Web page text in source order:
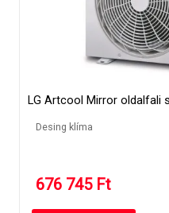
LG Artcool Mirror oldalfali
Desing klíma
676 745 Ft